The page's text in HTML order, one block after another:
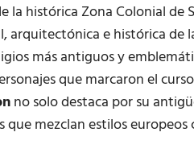
la histórica Zona Colonial
arquitectónica e histórica de
más antiguos y
que marcaron el
no solo destaca por su
mezclan estilos